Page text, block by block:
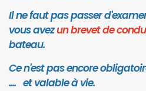
Il ne faut pas passer
vous avezun brevet de
bateau.
Ce n'est pas encore
.... et valable à vie.